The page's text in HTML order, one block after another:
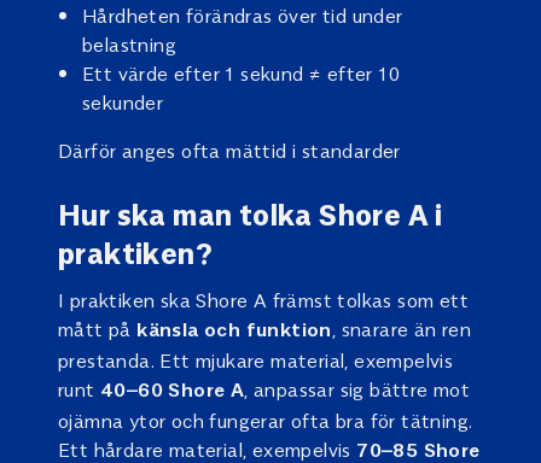
Hårdheten förändras över tid under
belastning
Ett värde efter 1 sekund ≠ efter 10
sekunder
Därför anges ofta mättid i standarder
Hur ska man tolka Shore A i
praktiken?
I praktiken ska Shore A främst tolkas som ett
mått på känsla och funktion
, snarare än ren
prestanda. Ett mjukare material, exempelvis
runt 40–60 Shore A , anpassar sig bättre mot
ojämna ytor och fungerar ofta bra för tätning.
Ett hårdare material, exempelvis 70–85 Shore